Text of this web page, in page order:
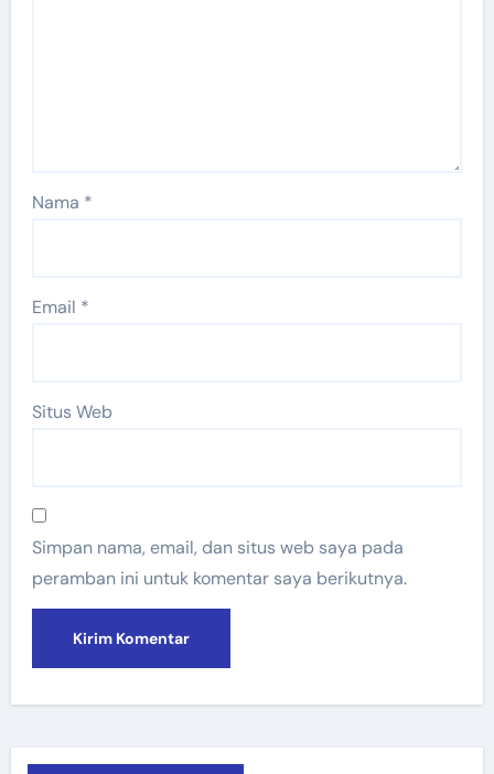
Nama *
Email *
Situs Web
Simpan nama, email, dan situs web saya pada
peramban ini untuk komentar saya berikutnya.